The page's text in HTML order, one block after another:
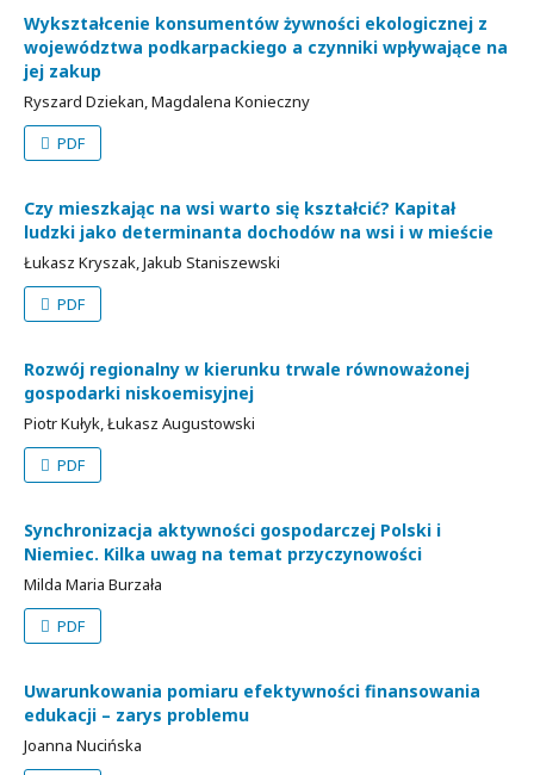
Wykształcenie konsumentów żywności ekologicznej z
województwa podkarpackiego a czynniki wpływające na
jej zakup
Ryszard Dziekan, Magdalena Konieczny
PDF
Czy mieszkając na wsi warto się kształcić? Kapitał
ludzki jako determinanta dochodów na wsi i w mieście
Łukasz Kryszak, Jakub Staniszewski
PDF
Rozwój regionalny w kierunku trwale równoważonej
gospodarki niskoemisyjnej
Piotr Kułyk, Łukasz Augustowski
PDF
Synchronizacja aktywności gospodarczej Polski i
Niemiec. Kilka uwag na temat przyczynowości
Milda Maria Burzała
PDF
Uwarunkowania pomiaru efektywności finansowania
edukacji – zarys problemu
Joanna Nucińska